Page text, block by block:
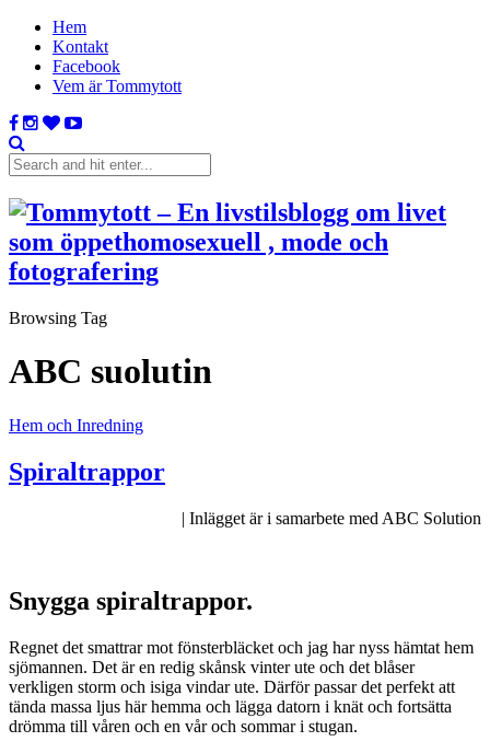
Hem
Kontakt
Facebook
Vem är Tommytott
Browsing Tag
ABC suolutin
Hem och Inredning
Spiraltrappor
| Inlägget är i samarbete med ABC Solution
Snygga spiraltrappor.
Regnet det smattrar mot fönsterbläcket och jag har nyss hämtat hem
sjömannen. Det är en redig skånsk vinter ute och det blåser
verkligen storm och isiga vindar ute. Därför passar det perfekt att
tända massa ljus här hemma och lägga datorn i knät och fortsätta
drömma till våren och en vår och sommar i stugan.